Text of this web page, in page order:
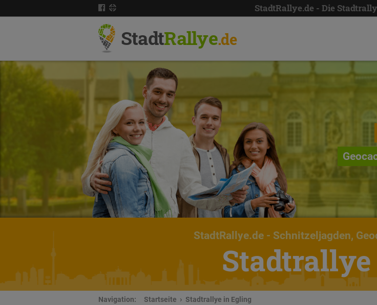
StadtRallye.de - Die
StadtRallye.de
StadtRallye.de- Schnitzeljagden,
Navigation: Startseite Stadtrallye in Egling